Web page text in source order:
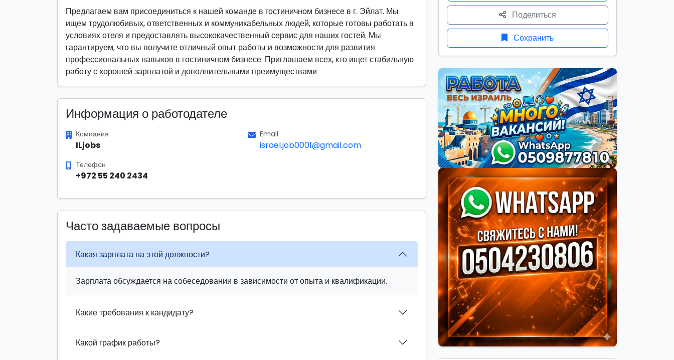
Предлагаем вам присоединиться к нашей команде в гостиничном бизнесе в г. Эйлат. Мы
ищем трудолюбивых, ответственных и коммуникабельных людей, которые готовы работать в
условиях отеля и предоставлять высококачественный сервис для наших гостей. Мы
гарантируем, что вы получите отличный опыт работы и возможности для развития
профессиональных навыков в гостиничном бизнесе. Приглашаем всех, кто ищет стабильную
работу с хорошей зарплатой и дополнительными преимуществами
Информация о работодателе
Компания
ILjobs
Email
israel.job0001@gmail.com
Телефон
+972 55 240 2434
Часто задаваемые вопросы
Какая зарплата на этой должности?
Зарплата обсуждается на собеседовании в зависимости от опыта и квалификации.
Какие требования к кандидату?
Какой график работы?
Поделиться
Сохранить